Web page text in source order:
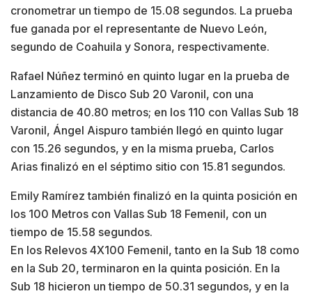
cronometrar un tiempo de 15.08 segundos. La prueba
fue ganada por el representante de Nuevo León,
segundo de Coahuila y Sonora, respectivamente.
Rafael Núñez terminó en quinto lugar en la prueba de
Lanzamiento de Disco Sub 20 Varonil, con una
distancia de 40.80 metros; en los 110 con Vallas Sub 18
Varonil, Ángel Aispuro también llegó en quinto lugar
con 15.26 segundos, y en la misma prueba, Carlos
Arias finalizó en el séptimo sitio con 15.81 segundos.
Emily Ramírez también finalizó en la quinta posición en
los 100 Metros con Vallas Sub 18 Femenil, con un
tiempo de 15.58 segundos.
En los Relevos 4X100 Femenil, tanto en la Sub 18 como
en la Sub 20, terminaron en la quinta posición. En la
Sub 18 hicieron un tiempo de 50.31 segundos, y en la